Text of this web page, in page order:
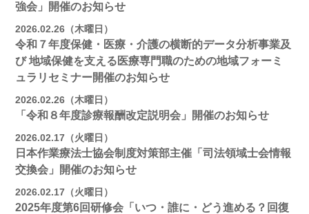
強会」開催のお知らせ
2026.02.26（木曜日）
令和７年度保健・医療・介護の横断的データ分析事業及
び 地域保健を支える医療専門職のための地域フォーミ
ュラリセミナー開催のお知らせ
2026.02.26（木曜日）
「令和８年度診療報酬改定説明会」開催のお知らせ
2026.02.17（火曜日）
日本作業療法士協会制度対策部主催「司法領域士会情報
交換会」開催のお知らせ
2026.02.17（火曜日）
2025年度第6回研修会「いつ・誰に・どう進める？回復